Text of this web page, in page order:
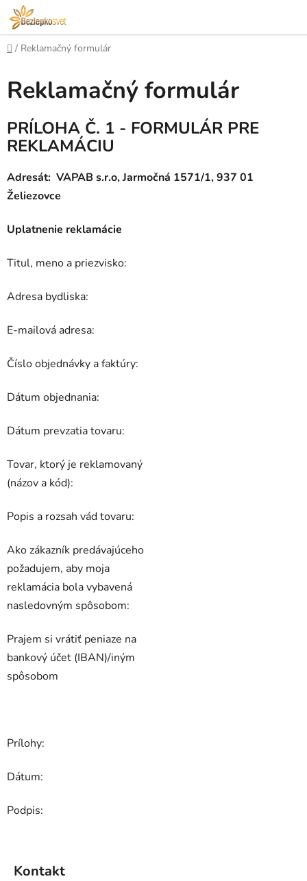
Prejsť
na
obsah
Domov
/ Reklamačný formulár
Reklamačný formulár
PRÍLOHA Č. 1 - FORMULÁR PRE
REKLAMÁCIU
Adresát: VAPAB s.r.o, Jarmočná 1571/1, 937 01
Želiezovce
Uplatnenie reklamácie
Titul, meno a priezvisko:
Adresa bydliska:
E-mailová adresa:
Číslo objednávky a faktúry:
Dátum objednania:
Dátum prevzatia tovaru:
Tovar, ktorý je reklamovaný
(názov a kód):
Popis a rozsah vád tovaru:
Ako zákazník predávajúceho
požadujem, aby moja
reklamácia bola vybavená
nasledovným spôsobom:
Prajem si vrátiť peniaze na
bankový účet (IBAN)/iným
spôsobom
Prílohy:
Dátum:
Podpis:
Kontakt